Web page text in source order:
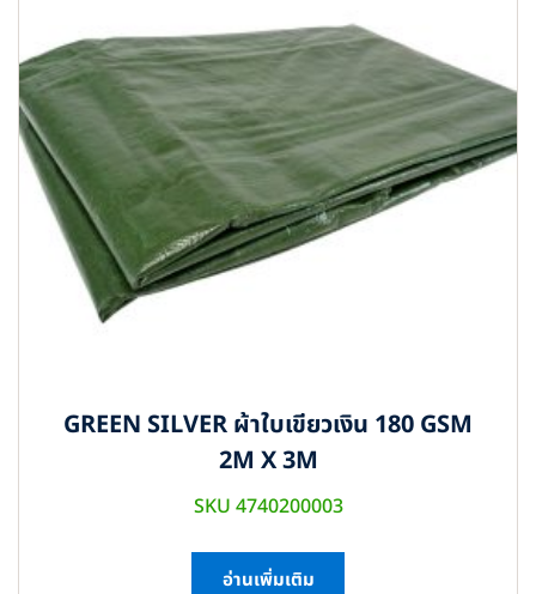
GREEN SILVER ผ้าใบเขียวเงิน 180 GSM
2M X 3M
SKU 4740200003
อ่านเพิ่มเติม